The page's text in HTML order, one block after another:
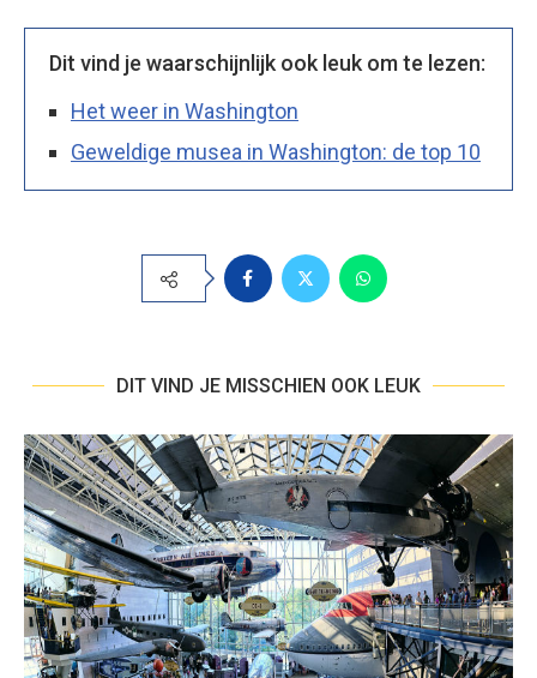
Dit vind je waarschijnlijk ook leuk om te lezen:
Het weer in Washington
Geweldige musea in Washington: de top 10
DIT VIND JE MISSCHIEN OOK LEUK